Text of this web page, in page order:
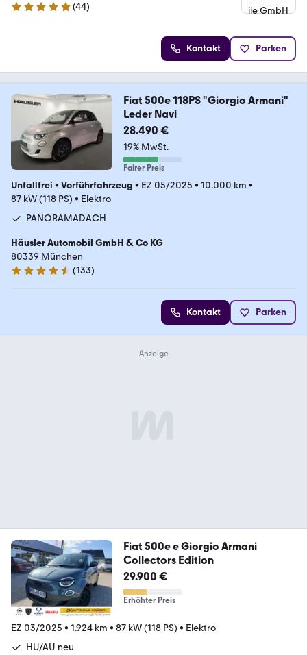
5 Sterne
(44)
Kontakt Parken
Fiat 500e 118PS "Giorgio Armani"
Leder Navi
28.490 €
19% MwSt.
Fairer Preis
Unfallfrei • Vorführfahrzeug • EZ 05/2025 • 10.000 km •
87 kW (118 PS) • Elektro
PANORAMADACH
Häusler Automobil GmbH & Co KG
80339 München
4.7 Sterne
(133)
Kontakt Parken
Fiat 500e e Giorgio Armani
Collectors Edition
29.900 €
Erhöhter Preis
EZ 03/2025 • 1.924 km • 87 kW (118 PS) • Elektro
HU/AU neu